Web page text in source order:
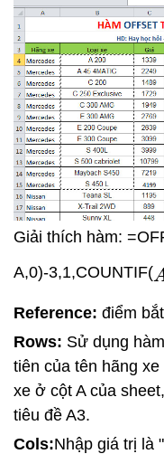
Giải thích hàm:
A,0)-3,1,COUNTIF(
Reference: điểm
Rows: Sử dụng
tiên của tên hãng
xe ở cột A của
tiêu đề A3.
Cols:Nhập giá trị là